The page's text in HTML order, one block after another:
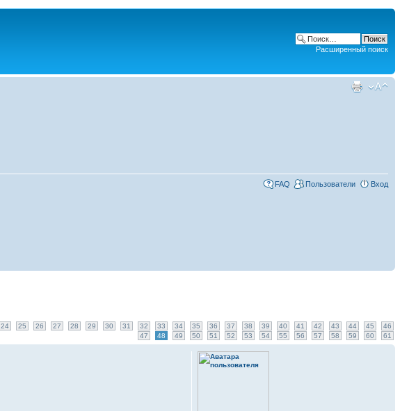
Расширенный поиск
FAQ Пользователи Вход
24 25 26 27 28 29 30 31 32 33 34 35 36 37 38 39 40 41 42 43 44 45
46
47
48 49 50 51 52 53 54 55 56 57 58 59 60 61